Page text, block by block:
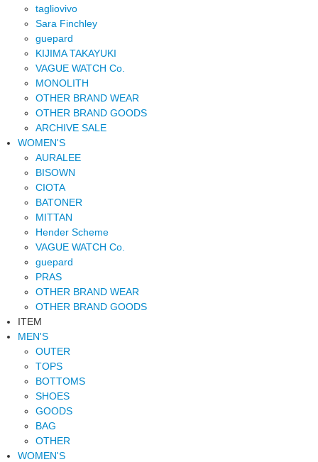
tagliovivo
Sara Finchley
guepard
KIJIMA TAKAYUKI
VAGUE WATCH Co.
MONOLITH
OTHER BRAND WEAR
OTHER BRAND GOODS
ARCHIVE SALE
WOMEN'S
AURALEE
BISOWN
CIOTA
BATONER
MITTAN
Hender Scheme
VAGUE WATCH Co.
guepard
PRAS
OTHER BRAND WEAR
OTHER BRAND GOODS
ITEM
MEN'S
OUTER
TOPS
BOTTOMS
SHOES
GOODS
BAG
OTHER
WOMEN'S